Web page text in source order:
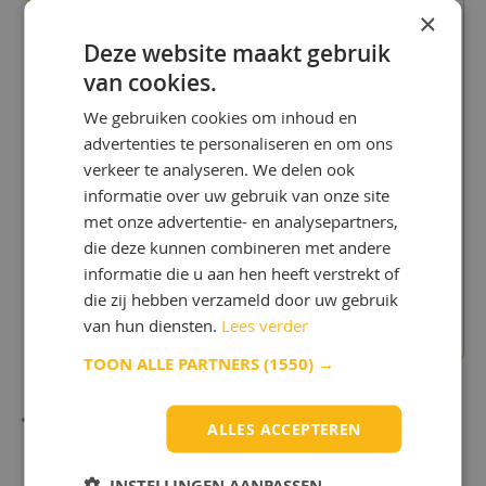
Noud de
"Jullie site is geweldig, het
laat zien dat jullie experts
zijn in smeermiddelen!"
Chris Bijlsma
"We betaalden te veel in het
verleden"
×
Deze website maakt gebruik
van cookies.
We gebruiken cookies om inhoud en
advertenties te personaliseren en om ons
verkeer te analyseren. We delen ook
informatie over uw gebruik van onze site
met onze advertentie- en analysepartners,
die deze kunnen combineren met andere
informatie die u aan hen heeft verstrekt of
die zij hebben verzameld door uw gebruik
van hun diensten. Lees verder
TOON ALLE PARTNERS(1550) →
ALLES ACCEPTEREN